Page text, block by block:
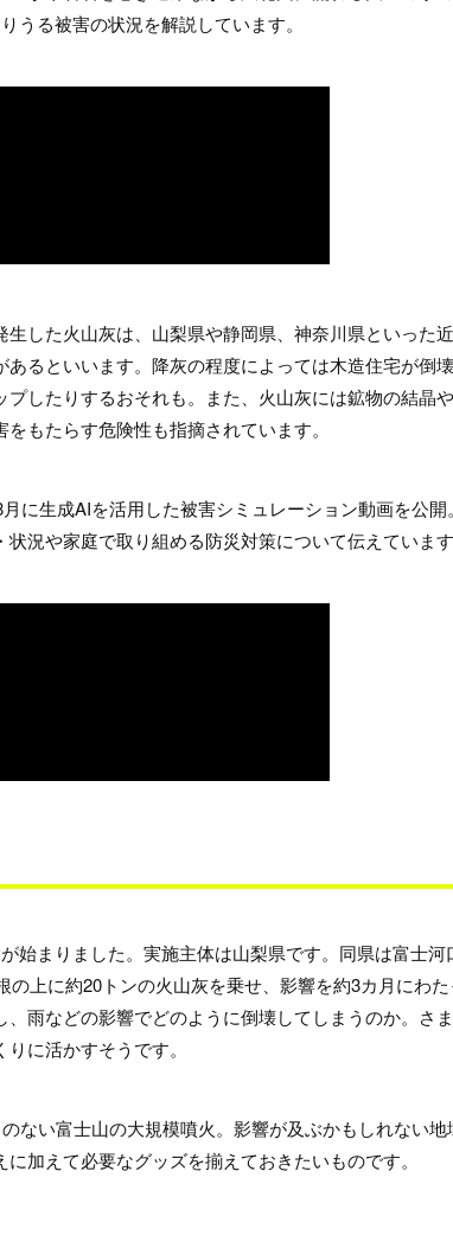
うる被害の状況を解説しています。
した火山灰は、山梨県や静岡県、神奈川県といった
るといいます。降灰の程度によっては木造住宅が倒
したりするおそれも。また、火山灰には鉱物の結晶
もたらす危険性も指摘されています。
に生成AIを活用した被害シミュレーション動画を公開。
況や家庭で取り組める防災対策について伝えています
始まりました。実施主体は山梨県です。同県は富士河
上に約20トンの火山灰を乗せ、影響を約3カ月にわた
雨などの影響でどのように倒壊してしまうのか。さ
に活かすそうです。
ない富士山の大規模噴火。影響が及ぶかもしれない地
加えて必要なグッズを揃えておきたいものです。